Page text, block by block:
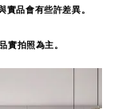
實品會有些許差異。
實拍照為主。